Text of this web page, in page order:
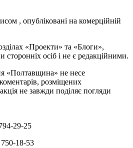
, опубліковані на комерційній
«Проекти» та «Блоги»,
сторонніх осіб і не є редакційними.
«Полтавщина» не несе
коментарів, розміщених
не завжди поділяє погляди
29-25
18-53